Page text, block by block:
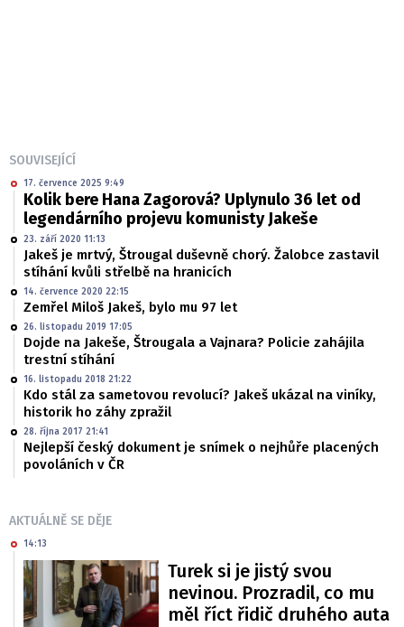
SOUVISEJÍCÍ
17. července 2025 9:49
Kolik bere Hana Zagorová? Uplynulo 36 let od
legendárního projevu komunisty Jakeše
23. září 2020 11:13
Jakeš je mrtvý, Štrougal duševně chorý. Žalobce zastavil
stíhání kvůli střelbě na hranicích
14. července 2020 22:15
Zemřel Miloš Jakeš, bylo mu 97 let
26. listopadu 2019 17:05
Dojde na Jakeše, Štrougala a Vajnara? Policie zahájila
trestní stíhání
16. listopadu 2018 21:22
Kdo stál za sametovou revolucí? Jakeš ukázal na viníky,
historik ho záhy zpražil
28. října 2017 21:41
Nejlepší český dokument je snímek o nejhůře placených
povoláních v ČR
AKTUÁLNĚ SE DĚJE
14:13
Turek si je jistý svou
nevinou. Prozradil, co mu
měl říct řidič druhého auta